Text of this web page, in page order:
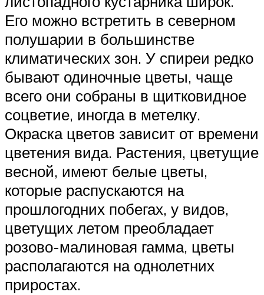
Его можно встретить в северном
полушарии в большинстве
климатических зон. У спиреи редко
бывают одиночные цветы, чаще
всего они собраны в щитковидное
соцветие, иногда в метелку.
Окраска цветов зависит от времени
цветения вида. Растения, цветущие
весной, имеют белые цветы,
которые распускаются на
прошлогодних побегах, у видов,
цветущих летом преобладает
розово-малиновая гамма, цветы
располагаются на однолетних
приростах.